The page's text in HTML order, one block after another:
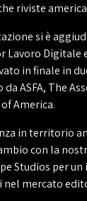
riviste
si è
Lavoro Digitale
in finale in
ASFA, The
America.
in territorio
con la
Studios per
nel mercato